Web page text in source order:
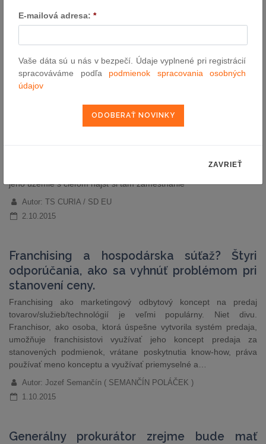
zákona o verejnom obstarávaní. Informovala o tom kancelária
schôdze prelomili jeho predchádzajúce veto bez zohľadnenia
pripomienok k právnej norme. Novela tak platí aj bez podpisu
prezidenta v podobe, ako bola…
Autor: TASR / redakcia (luc)
Členský štát môže vylúčiť z poskytovania určitých
jeho územie s cieľom nájsť si tam zamestnanie
Autor: TS CURIA / SD EU
2.10.2015
Franchising a hospodárska súťaž? Štyri
odporúčania, ako sa vyhnúť problémom pri
stanovení ceny.
Franchising ako marketingový odbytový koncept na predaj
tovarov/služieb/technológií je veľmi populárny. Niet divu.
Franchisor, ako osoba, ktorá úspešne vytvorila systém predaja,
umožňuje franchisistovi využívať jeho koncept predaja za
stanovených podmienok, vrátane poskytnutia know-how, práva
používať meno konceptu a využívať priemyselné a…
Autor: Jozef Semančín ( SEMANČÍN POLÁČEK )
1.10.2015
Generálny prokurátor zrejme bude mať
E-mailová adresa: *
Vaše dáta sú u nás v bezpečí. Údaje vyplnené pri registrácií
spracováváme podľa podmienok spracovania osobných
údajov
ZAVRIEŤ